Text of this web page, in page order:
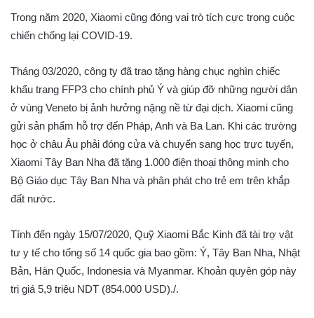
Trong năm 2020, Xiaomi cũng đóng vai trò tích cực trong cuộc
chiến chống lại COVID-19.
Tháng 03/2020, công ty đã trao tặng hàng chục nghìn chiếc
khẩu trang FFP3 cho chính phủ Ý và giúp đỡ những người dân
ở vùng Veneto bị ảnh hưởng nặng nề từ đại dịch. Xiaomi cũng
gửi sản phẩm hỗ trợ đến Pháp, Anh và Ba Lan. Khi các trường
học ở châu Âu phải đóng cửa và chuyển sang học trực tuyến,
Xiaomi Tây Ban Nha đã tặng 1.000 điện thoại thông minh cho
Bộ Giáo dục Tây Ban Nha và phân phát cho trẻ em trên khắp
đất nước.
Tính đến ngày 15/07/2020, Quỹ Xiaomi Bắc Kinh đã tài trợ vật
tư y tế cho tổng số 14 quốc gia bao gồm: Ý, Tây Ban Nha, Nhật
Bản, Hàn Quốc, Indonesia và Myanmar. Khoản quyên góp này
trị giá 5,9 triệu NDT (854.000 USD)./.